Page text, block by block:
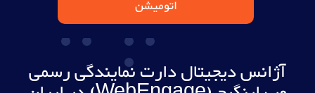
اتومیشن
آژانس دیجیتال دارت نمایندگی رسمی